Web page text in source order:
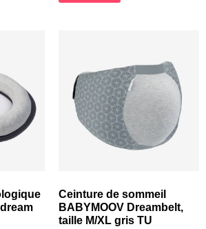
Ceinture de sommeil
BABYMOOV Dreambelt,
taille M/XL gris TU